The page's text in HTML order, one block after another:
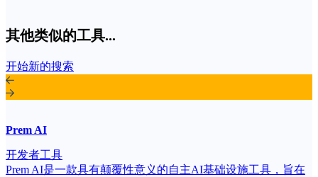
其他类似的工具...
开始新的搜索
Prem AI
开发者工具
Prem AI是一款具有颠覆性意义的自主AI基础设施工具，旨在